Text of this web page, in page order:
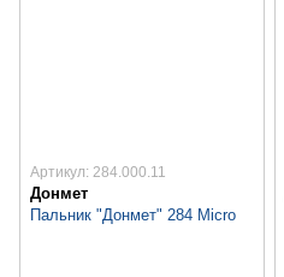
Артикул: 284.000.11
Донмет
Пальник "Донмет" 284 Micro